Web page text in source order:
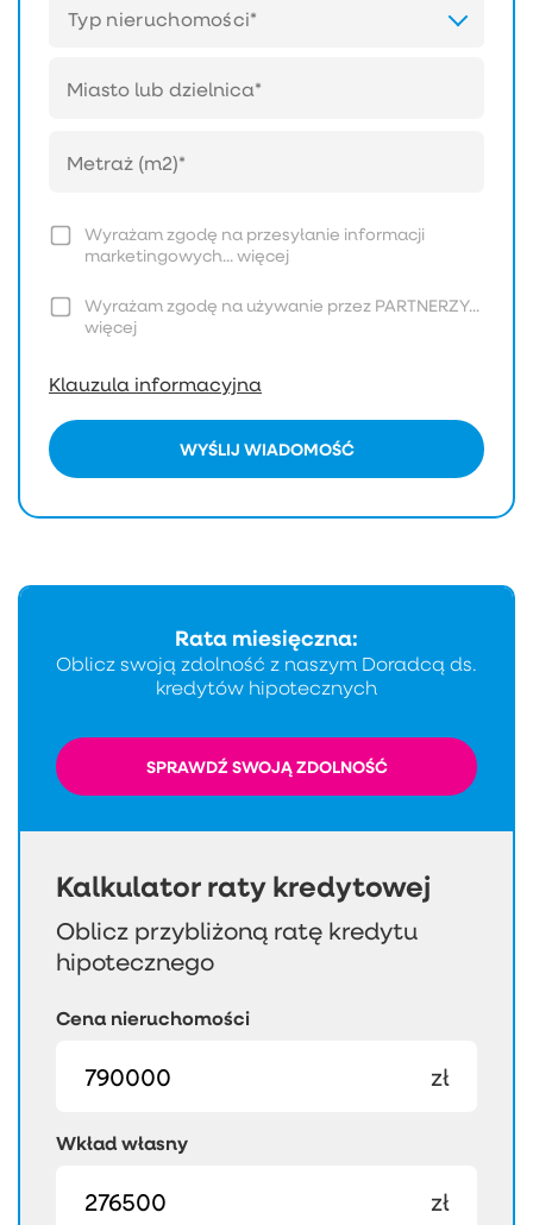
Typ nieruchomości*
Wyrażam zgodę na przesyłanie informacji
marketingowych...więcej
Wyrażam zgodę na używanie przez PARTNERZY...
więcej
Klauzula informacyjna
WYŚLIJ WIADOMOŚĆ
Kalkulator raty kredytowej
Oblicz przybliżoną ratę kredytu
hipotecznego
Cena nieruchomości
zł
Wkład własny
zł
Rata miesięczna:
Oblicz swoją zdolność z naszym Doradcą ds.
kredytów hipotecznych
SPRAWDŹ SWOJĄ ZDOLNOŚĆ